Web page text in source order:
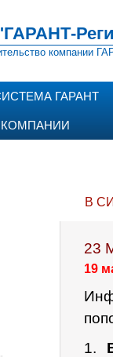
компании
ГАРАНТ
В
23
19
1.